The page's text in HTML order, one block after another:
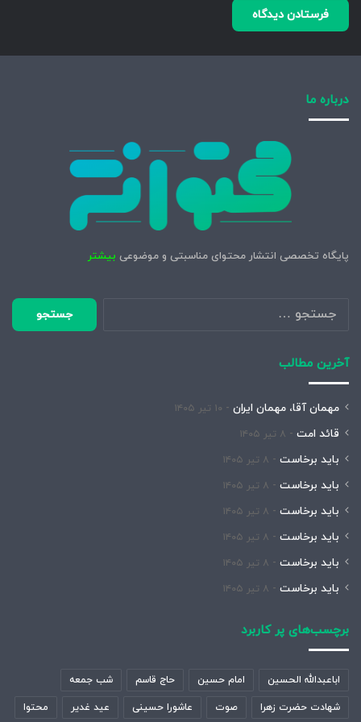
درباره ما
پایگاه تخصصی انتشار محتوای مناسبتی و موضوعی بیشتر
جستجو
برای:
آخرین مطالب
مهمان آقا، مهمان ایران ۱۰ تیر ۱۴۰۵
قائد امت ۸ تیر ۱۴۰۵
باید برخاست ۸ تیر ۱۴۰۵
باید برخاست ۸ تیر ۱۴۰۵
باید برخاست ۸ تیر ۱۴۰۵
باید برخاست ۸ تیر ۱۴۰۵
باید برخاست ۸ تیر ۱۴۰۵
باید برخاست ۸ تیر ۱۴۰۵
برچسب‌های پر کاربرد
اباعبدالله الحسین امام حسین حاج قاسم شب جمعه
شهادت حضرت زهرا صوت عاشورا حسینی عید غدیر محتوا